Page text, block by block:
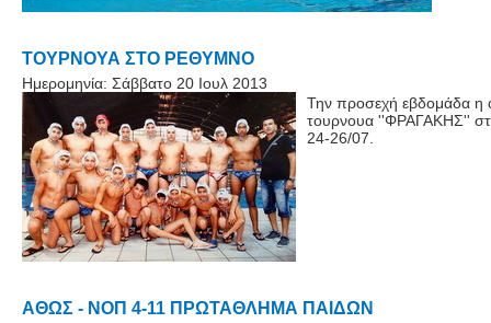
ΤΟΥΡΝΟΥΑ ΣΤΟ ΡΕΘΥΜΝΟ
Ημερομηνία: Σάββατο 20 Ιουλ 2013
Την προσεχή εβδομάδα η
τουρνουα ''ΦΡΑΓΑΚΗΣ''
24-26/07.
ΑΘΩΣ - ΝΟΠ 4-11 ΠΡΩΤΑΘΛΗΜΑ ΠΑΙΔΩΝ